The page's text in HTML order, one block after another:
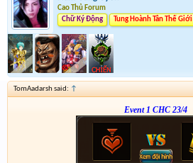
Cao Thủ Forum
Chữ Ký Động
Tung Hoành Tân Thế Giới
TomAadarsh said: ↑
Event 1 CHC 23/4